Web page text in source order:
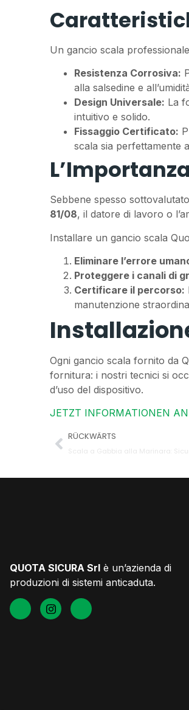
Un gancio scala
Resistenza Corrosiva:
alla salsedine e
Design Universale: La
intuitivo e solido.
Fissaggio Certificato:
scala sia perfettamente
Sebbene spesso
81/08, il datore di lavoro o
Installare un gancio scala
Eliminare l’errore
Proteggere i canali di
Certificare il percorso:
manutenzione
Ogni gancio scala fornito da
fornitura: i nostri tecnici si
d’uso del dispositivo.
JETZT INFORMATIONEN
RÜCKWÄRTS
Scala a Gabbia alla Marinara:
QUOTA SICURA Srl è un’azienda di
produzioni di sistemi anticaduta.